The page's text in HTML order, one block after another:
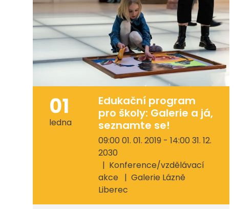
01
ledna
Edukační program
pro školy: Galerie a já,
seznamte se!
09:00 01. 01. 2019 - 14:00 31. 12.
2030
Konference/vzdělávací
akce
Galerie Lázně
Liberec